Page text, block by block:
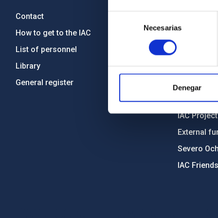
consentimiento
Necesarias
Denegar
Contact
How to get to the IAC
List of personnel
Library
General register
Gender
Forever
IAC
External
Severo
IAC Friends